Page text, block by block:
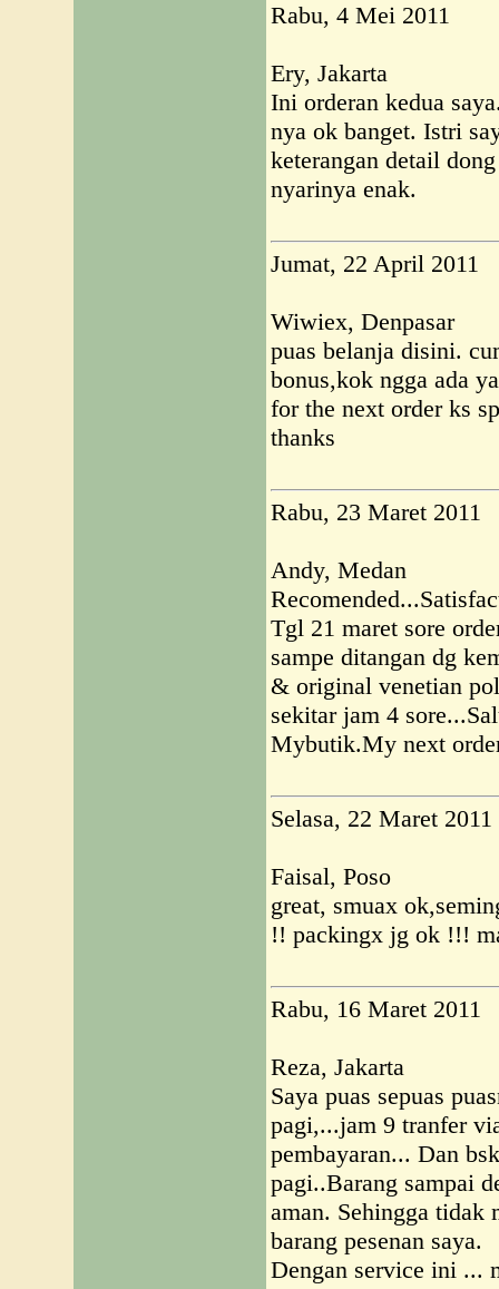
Rabu, 4 Mei 2011
Ery, Jakarta
Ini orderan kedua
nya ok banget. Istri
keterangan detail
nyarinya enak.
Jumat, 22 April 2011
Wiwiex, Denpasar
puas belanja disini.
bonus,kok ngga ada
for the next order ks
thanks
Rabu, 23 Maret 2011
Andy, Medan
Tgl 21 maret sore
sampe ditangan dg
& original venetian
sekitar jam 4
Mybutik.My next
Selasa, 22 Maret 2011
Faisal, Poso
great, smuax
!! packingx jg ok !!!
Rabu, 16 Maret 2011
Reza, Jakarta
Saya puas sepuas
pagi,...jam 9 tranfer
pembayaran... Dan
pagi..Barang sampai
aman. Sehingga tidak
barang pesenan saya.
Dengan service ini ...